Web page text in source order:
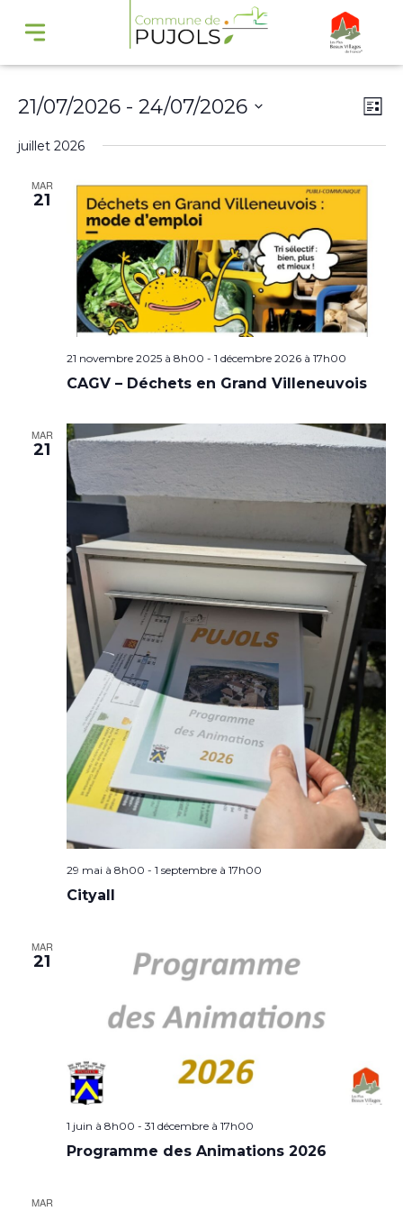
Liste
21/07/2026 - 24/07/2026
date.
juillet 2026
MAR
21
21 novembre 2025 à 8h00 - 1 décembre 2026 à 17h00
CAGV – Déchets en Grand Villeneuvois
MAR
21
29 mai à 8h00 - 1 septembre à 17h00
Cityall
MAR
21
1 juin à 8h00 - 31 décembre à 17h00
Programme des Animations 2026
MAR